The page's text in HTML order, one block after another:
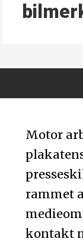
Motor
rammet
kontakt